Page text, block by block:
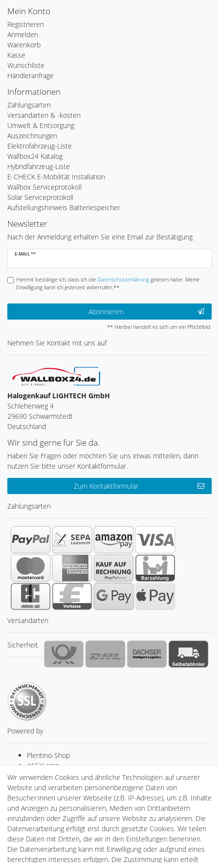
Mein Konto
Registrieren
Anmelden
Warenkorb
Kasse
Wunschliste
Händleranfrage
Informationen
Zahlungsarten
Versandarten & -kosten
Umwelt & Entsorgung
Auszeichnungen
Elektrofahrzeug-Liste
Wallbox24 Katalog
Hybridfahrzeug-Liste
E-CHECK E-Mobilität Installation
Wallbox Serviceprotokoll
Solar Serviceprotokoll
Aufstellungshinweis Batteriespeicher
Newsletter
Nach der Anmeldung erhalten Sie eine Email zur Bestätigung
E-MAIL **
Newsletter
Hiermit bestätige ich, dass ich die Daten­schutz­erklärunggelesen habe. Meine
Einwilligung kann ich jederzeit widerrufen.**
Abonnieren
** Hierbei handelt es sich um ein Pflichtfeld.
Nehmen Sie Kontakt mit uns auf
Halogenkauf LIGHTECH GmbH
Schlehenweg 4
29690 Schwarmstedt
Deutschland
Wir sind gerne für Sie da.
Haben Sie Fragen oder möchten Sie uns etwas mitteilen, dann
nutzen Sie bitte unser Kontaktformular.
Zum Kontaktformular
Zahlungsarten
Versandarten
Sicherheit
Powered by
Plentino-Shop
gAGaLamp
Drohnenstore24
Cardanlight-Shop
Batteriespeicher
PlentiSolar
Gebrauchtlicht
Ledkauf
DEYESOLAR
Lightech Connect
CardanLight Europe
Wir verwenden Cookies und ähnliche Technologien auf unserer
Website und verarbeiten personenbezogene Daten von
Besucher:innen unserer Webseite (z.B. IP-Adresse), um z.B. Inhalte
und Anzeigen zu personalisieren, Medien von Drittanbietern
einzubinden oder Zugriffe auf unsere Website zu analysieren. Die
Datenverarbeitung erfolgt erst durch gesetzte Cookies. Wir teilen
diese Daten mit Dritten, die wir in den Einstellungen benennen.
Die Datenverarbeitung kann mit Einwilligung oder aufgrund eines
berechtigten Interesses erfolgen. Die Zustimmung kann erteilt